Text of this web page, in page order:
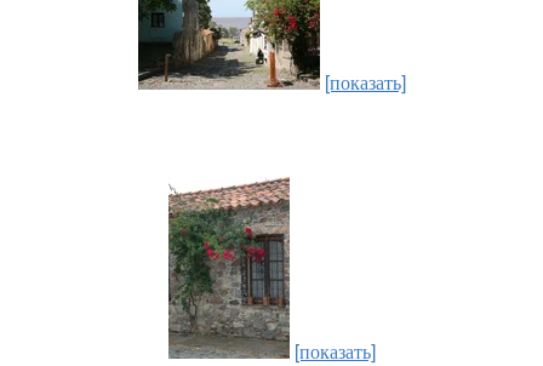
[показать]
[показать]